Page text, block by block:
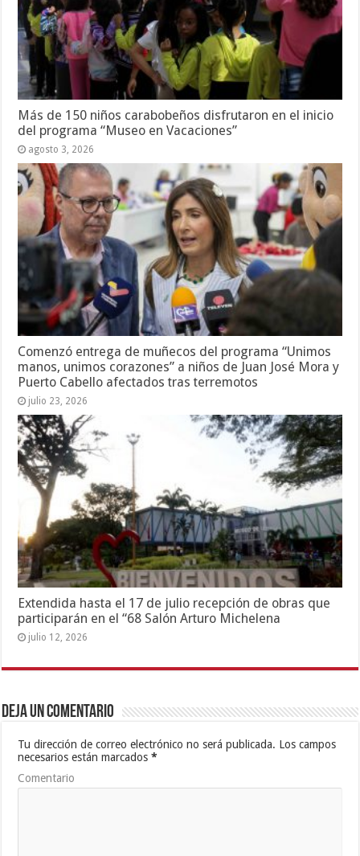
Más de 150 niños carabobeños disfrutaron en el inicio
del programa “Museo en Vacaciones”
agosto 3, 2026
Comenzó entrega de muñecos del programa “Unimos
manos, unimos corazones” a niños de Juan José Mora y
Puerto Cabello afectados tras terremotos
julio 23, 2026
Extendida hasta el 17 de julio recepción de obras que
participarán en el “68 Salón Arturo Michelena
julio 12, 2026
Deja un comentario
Tu dirección de correo electrónico no será publicada. Los campos
necesarios están marcados*
Comentario